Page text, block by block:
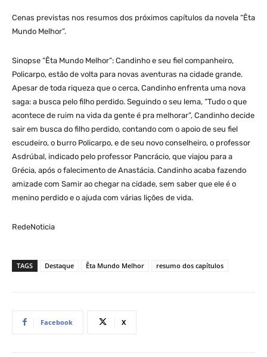
Cenas previstas nos resumos dos próximos capítulos da novela “Êta
Mundo Melhor”.
Sinopse “Êta Mundo Melhor”: Candinho e seu fiel companheiro,
Policarpo, estão de volta para novas aventuras na cidade grande.
Apesar de toda riqueza que o cerca, Candinho enfrenta uma nova
saga: a busca pelo filho perdido. Seguindo o seu lema, “Tudo o que
acontece de ruim na vida da gente é pra melhorar”, Candinho decide
sair em busca do filho perdido, contando com o apoio de seu fiel
escudeiro, o burro Policarpo, e de seu novo conselheiro, o professor
Asdrúbal, indicado pelo professor Pancrácio, que viajou para a
Grécia, após o falecimento de Anastácia. Candinho acaba fazendo
amizade com Samir ao chegar na cidade, sem saber que ele é o
menino perdido e o ajuda com várias lições de vida.
RedeNoticia
TAGS Destaque Êta Mundo Melhor resumo dos capítulos
Facebook X